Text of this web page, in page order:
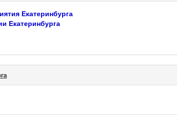
Екатеринбурга
Екатеринбурга